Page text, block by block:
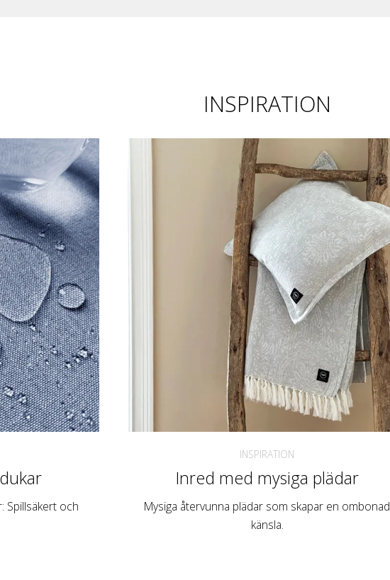
INSPIRATION
Spillsäkert och
INSPIRATION
Inred med mysiga plädar
Mysiga återvunna plädar som skapar en ombonad
känsla.